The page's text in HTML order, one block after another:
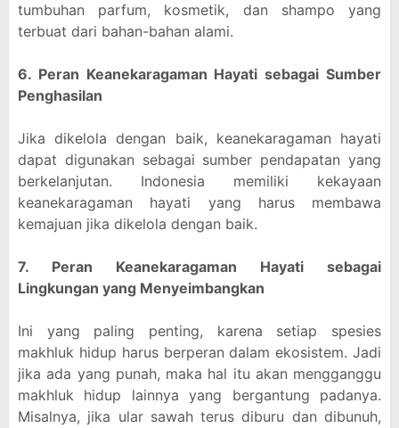
tumbuhan parfum, kosmetik, dan shampo yang
terbuat dari bahan-bahan alami.
6. Peran Keanekaragaman Hayati sebagai Sumber
Penghasilan
Jika dikelola dengan baik, keanekaragaman hayati
dapat digunakan sebagai sumber pendapatan yang
berkelanjutan. Indonesia memiliki kekayaan
keanekaragaman hayati yang harus membawa
kemajuan jika dikelola dengan baik.
7. Peran Keanekaragaman Hayati sebagai
Lingkungan yang Menyeimbangkan
Ini yang paling penting, karena setiap spesies
makhluk hidup harus berperan dalam ekosistem. Jadi
jika ada yang punah, maka hal itu akan mengganggu
makhluk hidup lainnya yang bergantung padanya.
Misalnya, jika ular sawah terus diburu dan dibunuh,